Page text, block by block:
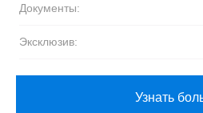
Документы:
Эксклюзив:
Узнать